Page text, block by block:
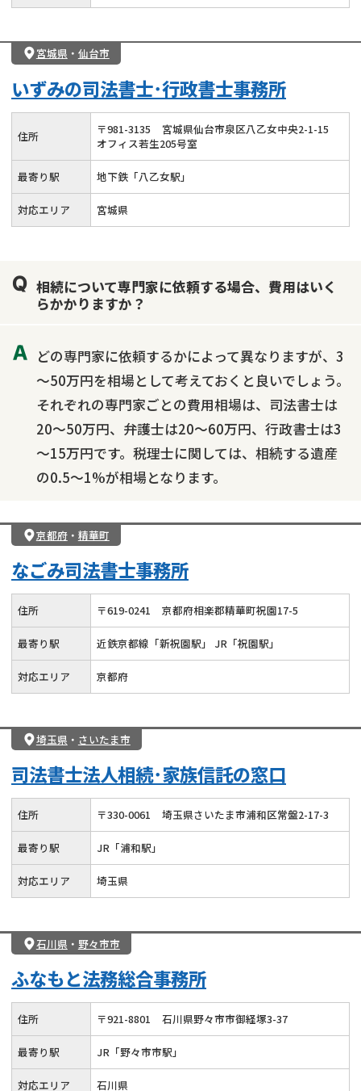
宮城県 ・ 仙台市
いずみの司法書士･行政書士事務所
住所 〒981-3135
宮城県仙台市泉区八乙女中央2-1-15
オフィス若生205号室
最寄り駅 地下鉄「八乙女駅」
対応エリア 宮城県
相続について専門家に依頼する場合、費用はいく
らかかりますか？
どの専門家に依頼するかによって異なりますが、3
～50万円を相場として考えておくと良いでしょう。
それぞれの専門家ごとの費用相場は、司法書士は
20～50万円、弁護士は20～60万円、行政書士は3
～15万円です。税理士に関しては、相続する遺産
の0.5～1%が相場となります。
京都府・ 精華町
なごみ司法書士事務所
住所 〒619-0241 京都府相楽郡精華町祝園17-5
最寄り駅 近鉄京都線「新祝園駅」 JR「祝園駅」
対応エリア 京都府
埼玉県 ・ さいたま市
司法書士法人相続･家族信託の窓口
住所 〒330-0061 埼玉県さいたま市浦和区常盤2-17-3
最寄り駅 JR「浦和駅」
対応エリア 埼玉県
石川県 ・ 野々市市
ふなもと法務総合事務所
住所 〒921-8801 石川県野々市市御経塚3-37
最寄り駅 JR「野々市市駅」
対応エリア 石川県